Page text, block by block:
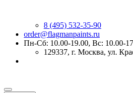
8 (495) 532-35-90
order@flagmanpaints.ru
Пн-Сб: 10.00-19.00, Вс: 10.00-
129337, г. Москва, ул.